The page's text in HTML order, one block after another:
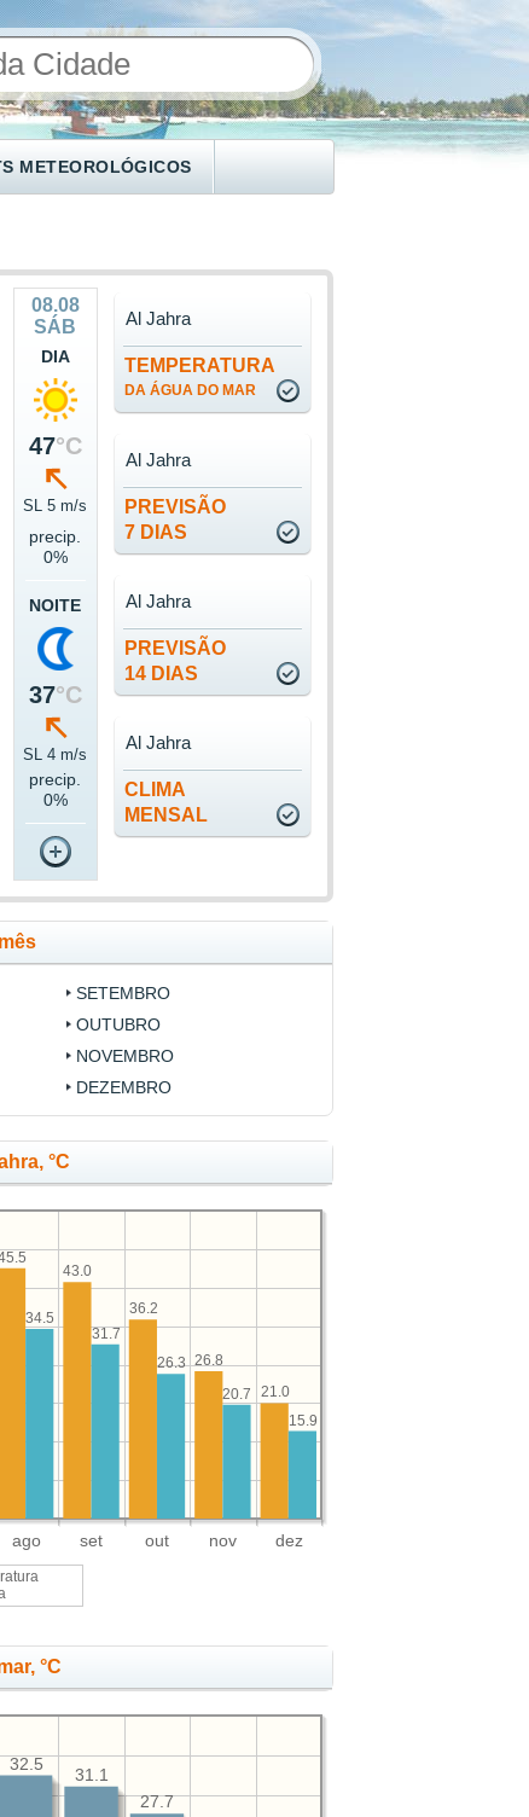
METEOROLÓGICOS
08.08
SÁB
DIA
47°C
SL 5 m/s
precip.
0%
NOITE
37°C
SL 4 m/s
precip.
0%
TEMPERATURA
DA ÁGUA DO MAR
Al Jahra
PREVISÃO
7 DIAS
Al Jahra
PREVISÃO
14 DIAS
Al Jahra
CLIMA
MENSAL
Al Jahra
SETEMBRO
OUTUBRO
NOVEMBRO
DEZEMBRO
°C
ago set out nov dez
21.0
26.8
36.2
43.0
15.9
20.7
26.3
31.7
34.5
°C
27.7
31.1
32.5